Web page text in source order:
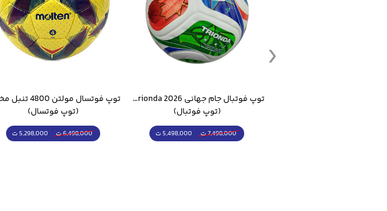
توپ فوتبال جام جهانی 2026 Trionda مشابه اورجینال
(توپ فوتبال)
7,498,000 ت 5,498,000 ت
(توپ فوتسال)
6,498,000 ت 5,298,000 ت